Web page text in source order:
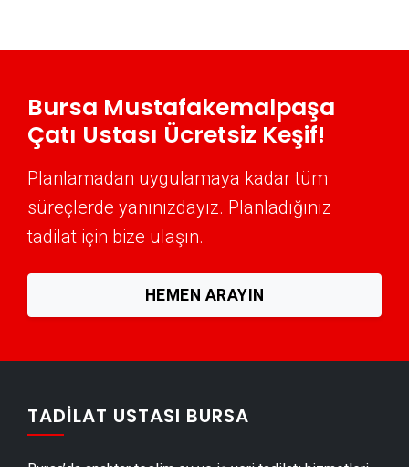
Mustafakemalpaşa Ahşap Ev Yapımı
Mustafakemalpaşa Mantolama Ustası
Mustafakemalpaşa Şömine Yapımı
Mustafakemalpaşa Mermer & Doğal Taş
Mustafakemalpaşa Alçıpan Ustası
Mustafakemalpaşa Şap Ustası
Mustafakemalpaşa Kepenk & Panjur Montajı
Mustafakemalpaşa Tente Montajı
Mustafakemalpaşa Duvar Panelleri̇ Montajı
Mustafakemalpaşa Dış Cephe Kaplama Ustası
Bursa Mustafakemalpaşa
Çatı Ustası Ücretsiz Keşif!
Planlamadan uygulamaya kadar tüm
süreçlerde yanınızdayız. Planladığınız
tadilat için bize ulaşın.
HEMEN ARAYIN
TADILAT USTASI BURSA